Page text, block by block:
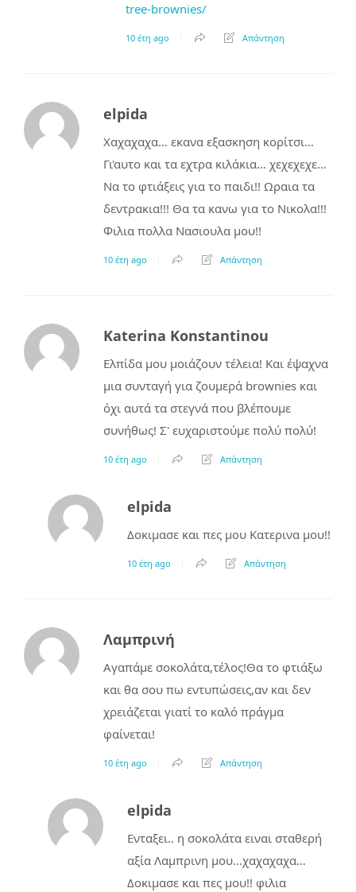
tree-brownies/
10 έτη ago Απάντηση
elpida
Χαχαχαχα… εκανα εξασκηση κορίτσι…
Γι'αυτο και τα εχτρα κιλάκια… χεχεχεχε…
Να το φτιάξεις για το παιδι!! Ωραια τα
δεντρακια!!! Θα τα κανω για το Νικολα!!!
Φιλια πολλα Νασιουλα μου!!
10 έτη ago Απάντηση
Katerina Konstantinou
Ελπίδα μου μοιάζουν τέλεια! Και έψαχνα
μια συνταγή για ζουμερά brownies και
όχι αυτά τα στεγνά που βλέπουμε
συνήθως! Σ' ευχαριστούμε πολύ πολύ!
10 έτη ago Απάντηση
elpida
Δοκιμασε και πες μου Κατερινα μου!!
10 έτη ago Απάντηση
Λαμπρινή
Αγαπάμε σοκολάτα,τέλος!Θα το φτιάξω
και θα σου πω εντυπώσεις,αν και δεν
χρειάζεται γιατί το καλό πράγμα
φαίνεται!
10 έτη ago Απάντηση
elpida
Ενταξει.. η σοκολάτα ειναι σταθερή
αξία Λαμπρινη μου…χαχαχαχα…
Δοκιμασε και πες μου!! φιλια